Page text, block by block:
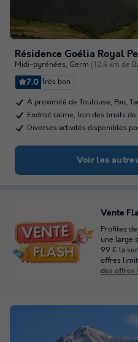
Résidence Goélia Royal
Midi-pyrénées, Germ (12,8 km de
7.0 Très bon
À proximité de Toulouse, Pau,
Endroit calme, loin des bruits
Diverses activités disponibles
Voir les
Vente
Profitez
une large
99 € la
offres
des offres !